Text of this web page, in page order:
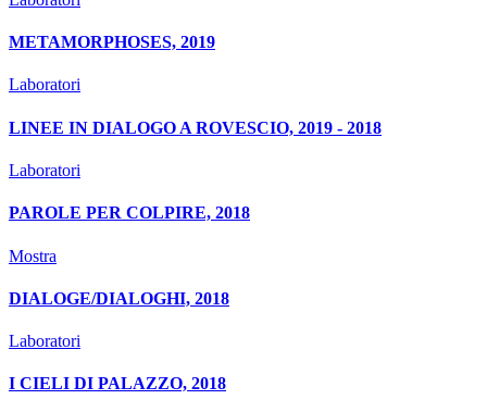
METAMORPHOSES, 2019
Laboratori
LINEE IN DIALOGO A ROVESCIO, 2019 - 2018
Laboratori
PAROLE PER COLPIRE, 2018
Mostra
DIALOGE/DIALOGHI, 2018
Laboratori
I CIELI DI PALAZZO, 2018